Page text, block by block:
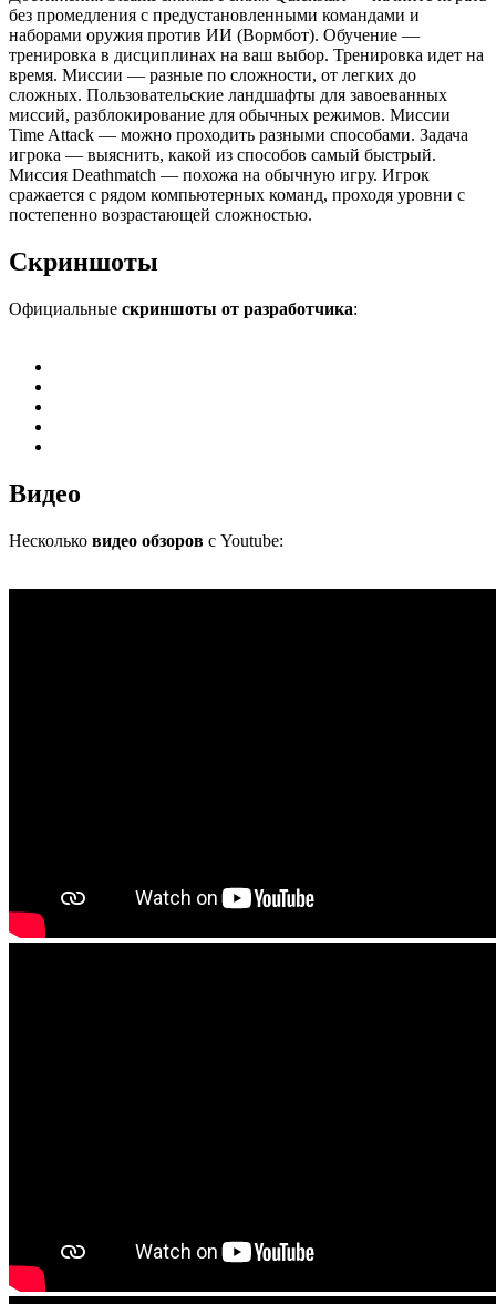
без промедления с предустановленными командами и
наборами оружия против ИИ (Вормбот). Обучение —
тренировка в дисциплинах на ваш выбор. Тренировка идет на
время. Миссии — разные по сложности, от легких до
сложных. Пользовательские ландшафты для завоеванных
миссий, разблокирование для обычных режимов. Миссии
Time Attack — можно проходить разными способами. Задача
игрока — выяснить, какой из способов самый быстрый.
Миссия Deathmatch — похожа на обычную игру. Игрок
сражается с рядом компьютерных команд, проходя уровни с
постепенно возрастающей сложностью.
Скриншоты
Официальные скриншоты от разработчика:
Видео
Несколько видео обзоров с Youtube: